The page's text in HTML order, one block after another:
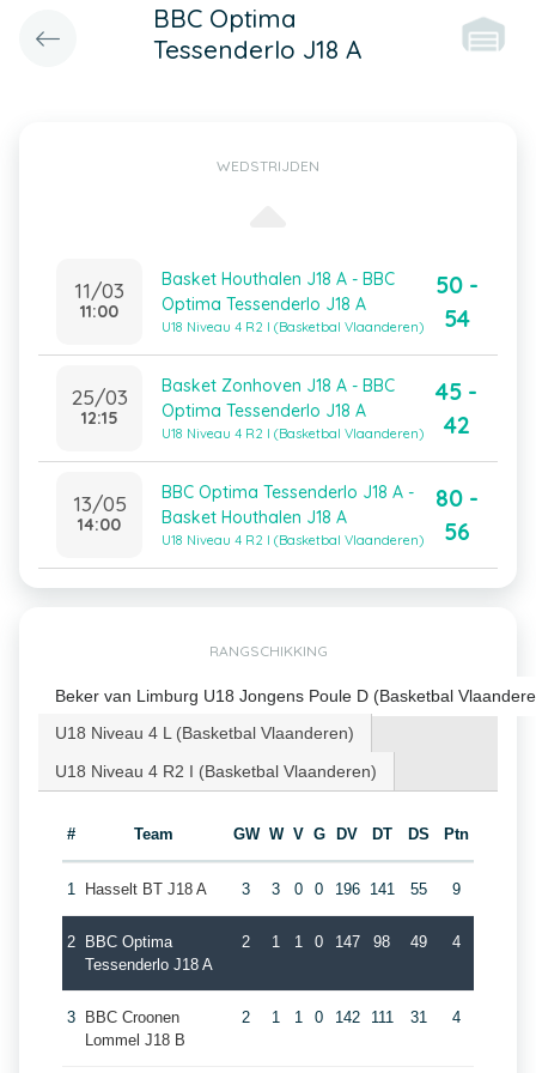
BBC Optima
Tessenderlo J18 A
WEDSTRIJDEN
11/03
11:00
Basket Houthalen J18 A - BBC
Optima Tessenderlo J18 A
U18 Niveau 4 R2 I (Basketbal Vlaanderen)
50 -
54
25/03
12:15
Basket Zonhoven J18 A - BBC
Optima Tessenderlo J18 A
U18 Niveau 4 R2 I (Basketbal Vlaanderen)
45 -
42
13/05
14:00
BBC Optima Tessenderlo J18 A -
Basket Houthalen J18 A
U18 Niveau 4 R2 I (Basketbal Vlaanderen)
80 -
56
RANGSCHIKKING
Beker van Limburg U18 Jongens Poule D (Basketbal
U18 Niveau 4 L (Basketbal Vlaanderen)
U18 Niveau 4 R2 I (Basketbal Vlaanderen)
# Team GW W V G DV DT DS Ptn
1 Hasselt BT J18 A 3 3 0 0 196 141 55 9
2
BBC Optima
Tessenderlo J18 A
2 1 1 0 147 98 49 4
3
BBC Croonen
Lommel J18 B
2 1 1 0 142 111 31 4